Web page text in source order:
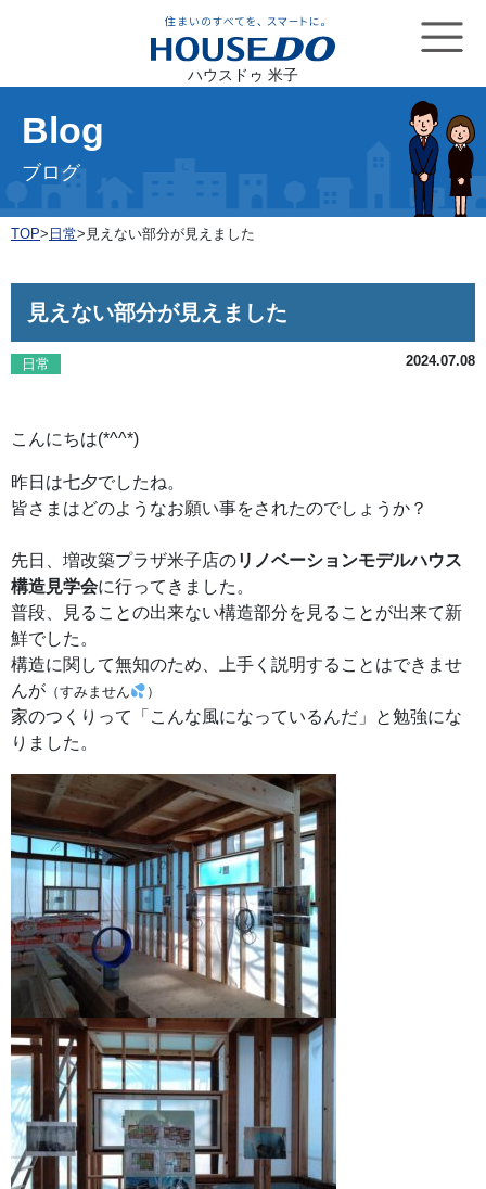
ハウスドゥ 米子
Blog
ブログ
TOP> 日常> 見えない部分が見えました
見えない部分が見えました
日常 2024.07.08
こんにちは(*^^*)
昨日は七夕でしたね。
皆さまはどのようなお願い事をされたのでしょうか？
先日、増改築プラザ米子店のリノベーションモデルハウス
構造見学会に行ってきました。
普段、見ることの出来ない構造部分を見ることが出来て新
鮮でした。
構造に関して無知のため、上手く説明することはできませ
んが （すみません ）
家のつくりって「こんな風になっているんだ」と勉強にな
りました。